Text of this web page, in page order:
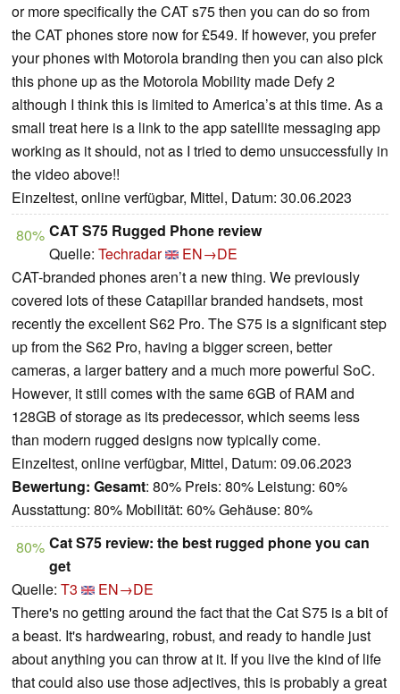
or more specifically the CAT s75 then you can do so from
the CAT phones store now for £549. If however, you prefer
your phones with Motorola branding then you can also pick
this phone up as the Motorola Mobility made Defy 2
although I think this is limited to America’s at this time. As a
small treat here is a link to the app satellite messaging app
working as it should, not as I tried to demo unsuccessfully in
the video above!!
Einzeltest, online verfügbar, Mittel, Datum: 30.06.2023
80% CAT S75 Rugged Phone review
Quelle: Techradar
EN→DE
CAT-branded phones aren’t a new thing. We previously
covered lots of these Catapillar branded handsets, most
recently the excellent S62 Pro. The S75 is a significant step
up from the S62 Pro, having a bigger screen, better
cameras, a larger battery and a much more powerful SoC.
However, it still comes with the same 6GB of RAM and
128GB of storage as its predecessor, which seems less
than modern rugged designs now typically come.
Einzeltest, online verfügbar, Mittel, Datum: 09.06.2023
Bewertung: Gesamt: 80% Preis: 80% Leistung: 60%
Ausstattung: 80% Mobilität: 60% Gehäuse: 80%
80% Cat S75 review: the best rugged phone you can
get
Quelle: T3
EN→DE
There's no getting around the fact that the Cat S75 is a bit of
a beast. It's hardwearing, robust, and ready to handle just
about anything you can throw at it. If you live the kind of life
that could also use those adjectives, this is probably a great